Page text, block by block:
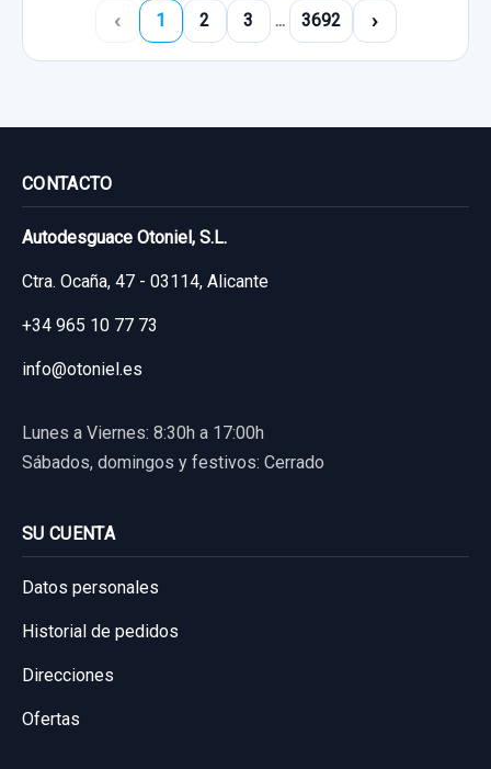
‹ 1 2 3 ... 3692 ›
CONTACTO
Autodesguace Otoniel, S.L.
Ctra. Ocaña, 47 - 03114, Alicante
+34 965 10 77 73
info@otoniel.es
Lunes a Viernes: 8:30h a 17:00h
Sábados, domingos y festivos: Cerrado
SU CUENTA
Datos personales
Historial de pedidos
Direcciones
Ofertas